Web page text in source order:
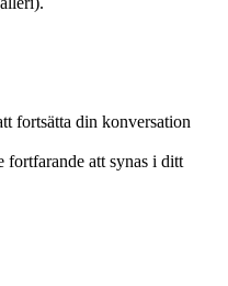
fortsätta din konversation
fortfarande att synas i ditt